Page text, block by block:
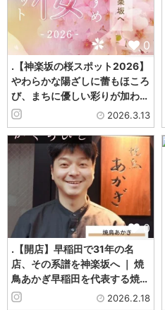
0
.【神楽坂の桜スポット2026】
やわらかな陽ざしに蕾もほころ
び、まちに優しい彩りが加わ…
2026.3.13
0
.【開店】早稲田で31年の名
店、その系譜を神楽坂へ ｜ 焼
鳥あかぎ早稲田を代表する焼…
2026.2.18